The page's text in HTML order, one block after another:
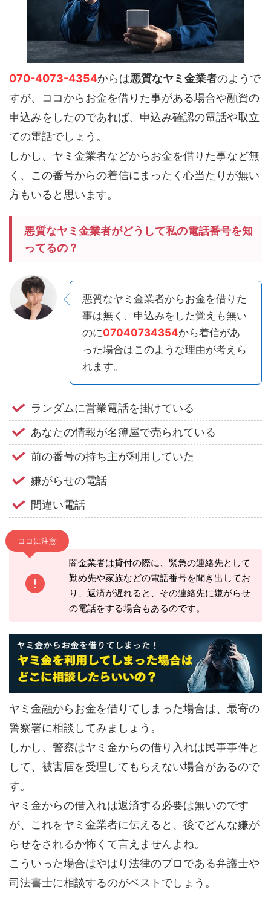
070-4073-4354からは悪質なヤミ金業者のようで
すが、ココからお金を借りた事がある場合や融資の
申込みをしたのであれば、申込み確認の電話や取立
ての電話でしょう。
しかし、ヤミ金業者などからお金を借りた事など無
く、この番号からの着信にまったく心当たりが無い
方もいると思います。
悪質なヤミ金業者がどうして私の電話番号を知
ってるの？
悪質なヤミ金業者からお金を借りた
事は無く、申込みをした覚えも無い
のに07040734354から着信があ
った場合はこのような理由が考えら
れます。
ランダムに営業電話を掛けている
あなたの情報が名簿屋で売られている
前の番号の持ち主が利用していた
嫌がらせの電話
間違い電話
ココに注意
闇金業者は貸付の際に、緊急の連絡先として
勤め先や家族などの電話番号を聞き出してお
り、返済が遅れると、その連絡先に嫌がらせ
の電話をする場合もあるのです。
ヤミ金融からお金を借りてしまった場合は、最寄の
警察署に相談してみましょう。
しかし、警察はヤミ金からの借り入れは民事事件と
して、被害届を受理してもらえない場合があるので
す。
ヤミ金からの借入れは返済する必要は無いのです
が、これをヤミ金業者に伝えると、後でどんな嫌が
らせをされるか怖くて言えませんよね。
こういった場合はやはり法律のプロである弁護士や
司法書士に相談するのがベストでしょう。